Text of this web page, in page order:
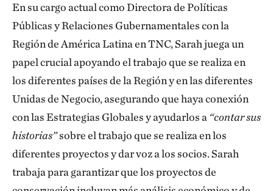
En su cargo actual como Directora de Políticas
Públicas y Relaciones Gubernamentales con la
Región de América Latina en TNC, Sarah juega un
papel crucial apoyando el trabajo que se realiza en
los diferentes países de la Región y en las diferentes
Unidas de Negocio, asegurando que haya conexión
con las Estrategias Globales y ayudarlos a “contar sus
historias”sobre el trabajo que se realiza en los
diferentes proyectos y dar voz a los socios. Sarah
trabaja para garantizar que los proyectos de